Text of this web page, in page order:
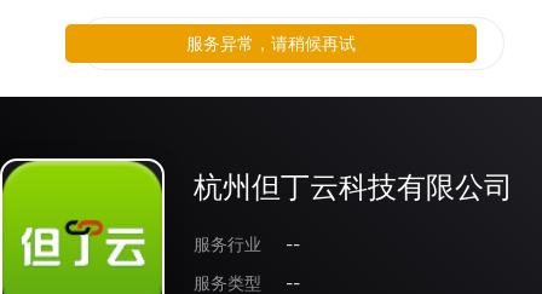
杭州但丁云科技有限公司
服务行业
--
服务类型
--
服务异常，请稍候再试